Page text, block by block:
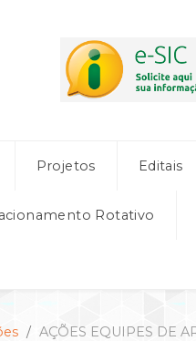
Projetos Editais
Rotativo
AÇÕES EQUIPES DE